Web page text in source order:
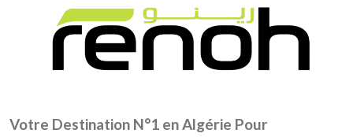
Votre Destination N°1 en Algérie Pour